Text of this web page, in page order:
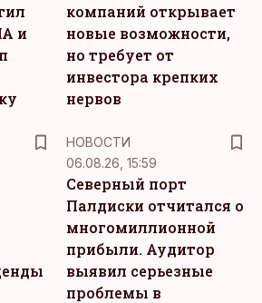
и
компаний открывает
новые возможности,
но требует от
инвестора крепких
нервов
НОВОСТИ
06.08.26, 15:59
Северный порт
Палдиски отчитался о
многомиллионной
прибыли. Аудитор
выявил серьезные
проблемы в